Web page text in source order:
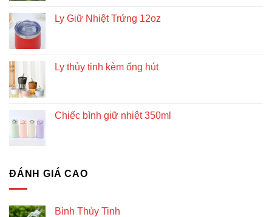
Ly Giữ Nhiệt Trứng 12oz
Ly thủy tinh kèm ống hút
Chiếc bình giữ nhiệt 350ml
ĐÁNH GIÁ CAO
Bình Thủy Tinh